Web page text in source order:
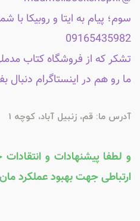
سوم؛ پیام به ایتا و روبیکا با
09165435982
تشکر که از فروشگاه کتاب
ما رو هم در اینستاگرام دنبال
آدرس ما: قم، زنبیل آباد، کوچه 1
و لطفا پیشنهادات و
ارتباطی جهت بهبود عملکرد